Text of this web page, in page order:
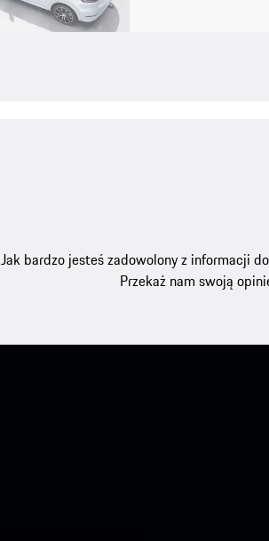
Jak bardzo jesteś zadowolony z informacji
Przekaż nam swoją